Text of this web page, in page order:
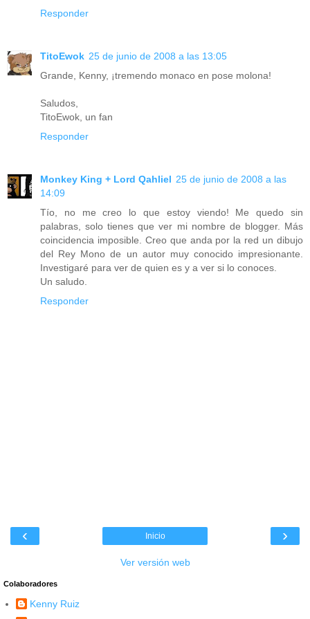
Responder
TitoEwok 25 de junio de 2008 a las 13:05
Grande, Kenny, ¡tremendo monaco en pose molona!
Saludos,
TitoEwok, un fan
Responder
Monkey King + Lord Qahliel 25 de junio de 2008 a las
14:09
Tío, no me creo lo que estoy viendo! Me quedo sin
palabras, solo tienes que ver mi nombre de blogger. Más
coincidencia imposible. Creo que anda por la red un dibujo
del Rey Mono de un autor muy conocido impresionante.
Investigaré para ver de quien es y a ver si lo conoces.
Un saludo.
Responder
‹ ›
Inicio
Ver versión web
Colaboradores
Kenny Ruiz